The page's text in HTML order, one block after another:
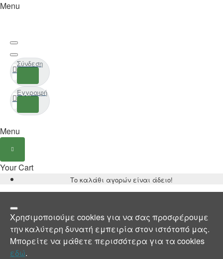
Menu
Σύνδεση
Εγγραφή
Menu
Your Cart
Το καλάθι αγορών είναι άδειο!
Χρησιμοποιούμε cookies για να σας προσφέρουμε
την καλύτερη δυνατή εμπειρία στον ιστότοπό μας.
Μπορείτε να μάθετε περισσότερα για τα cookies
εδώ.